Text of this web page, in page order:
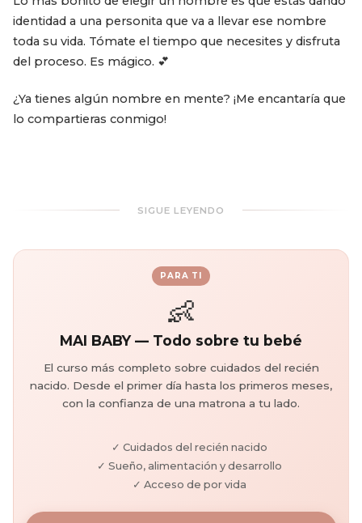
identidad a una personita que va a llevar ese nombre
toda su vida. Tómate el tiempo que necesites y disfruta
del proceso. Es mágico. 💕
¿Ya tienes algún nombre en mente? ¡Me encantaría que
lo compartieras conmigo!
SIGUE LEYENDO
PARA TI
👶
MAI BABY — Todo sobre tu bebé
El curso más completo sobre cuidados del recién
nacido. Desde el primer día hasta los primeros meses,
con la confianza de una matrona a tu lado.
✓ Cuidados del recién nacido
✓ Sueño, alimentación y desarrollo
✓ Acceso de por vida